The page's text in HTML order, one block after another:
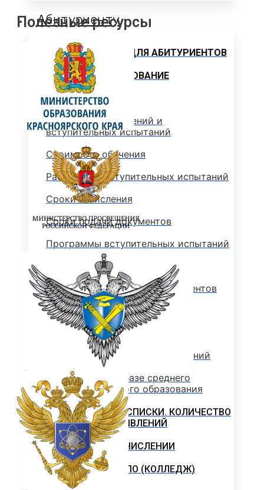
Абитуриенту
ИНФОРМАЦИЯ ДЛЯ АБИТУРИЕНТОВ
ВЫСШЕЕ ОБРАЗОВАНИЕ
(БАКАЛАВРИАТ)
Перечень направлений и
вступительных испытаний
Стоимость обучения
Расписание вступительных испытаний
Сроки зачисления
Сроки подачи документов
Программы вступительных испытаний
Основные сведения о ЕГЭ
Перечень необходимых документов
План приема
Особые права и преимущества
Учет индивидуальных достижений
Поступление на базе среднего
профессионального образования
РЕЙТИНГОВЫЕ СПИСКИ. КОЛИЧЕСТВО
ПОДАННЫХ ЗАЯВЛЕНИЙ
ПРИКАЗЫ О ЗАЧИСЛЕНИИ
ПРОГРАММЫ СПО (КОЛЛЕДЖ)
Полезные ресурсы